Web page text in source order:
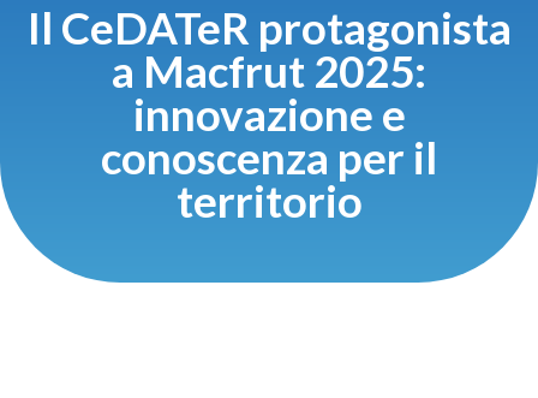
Il CeDATeR protagonista
a Macfrut 2025:
innovazione e
conoscenza per il
territorio